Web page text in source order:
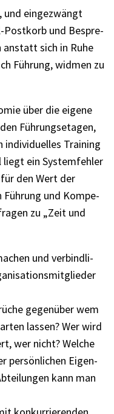
und einge­zwängt
Post­korb und Bespre­
anstatt sich in Ruhe
Führung, widmen zu
über die eigene
Führungs­eta­gen,
indi­vi­du­el­les Trai­ning
liegt ein System­feh­ler
den Wert der
Führung und Kompe­
zu „Zeit und
und verbind­li­
gegen­über wem
lassen? Wer wird
wer nicht? Welche
persön­li­chen Eigen­
kann man